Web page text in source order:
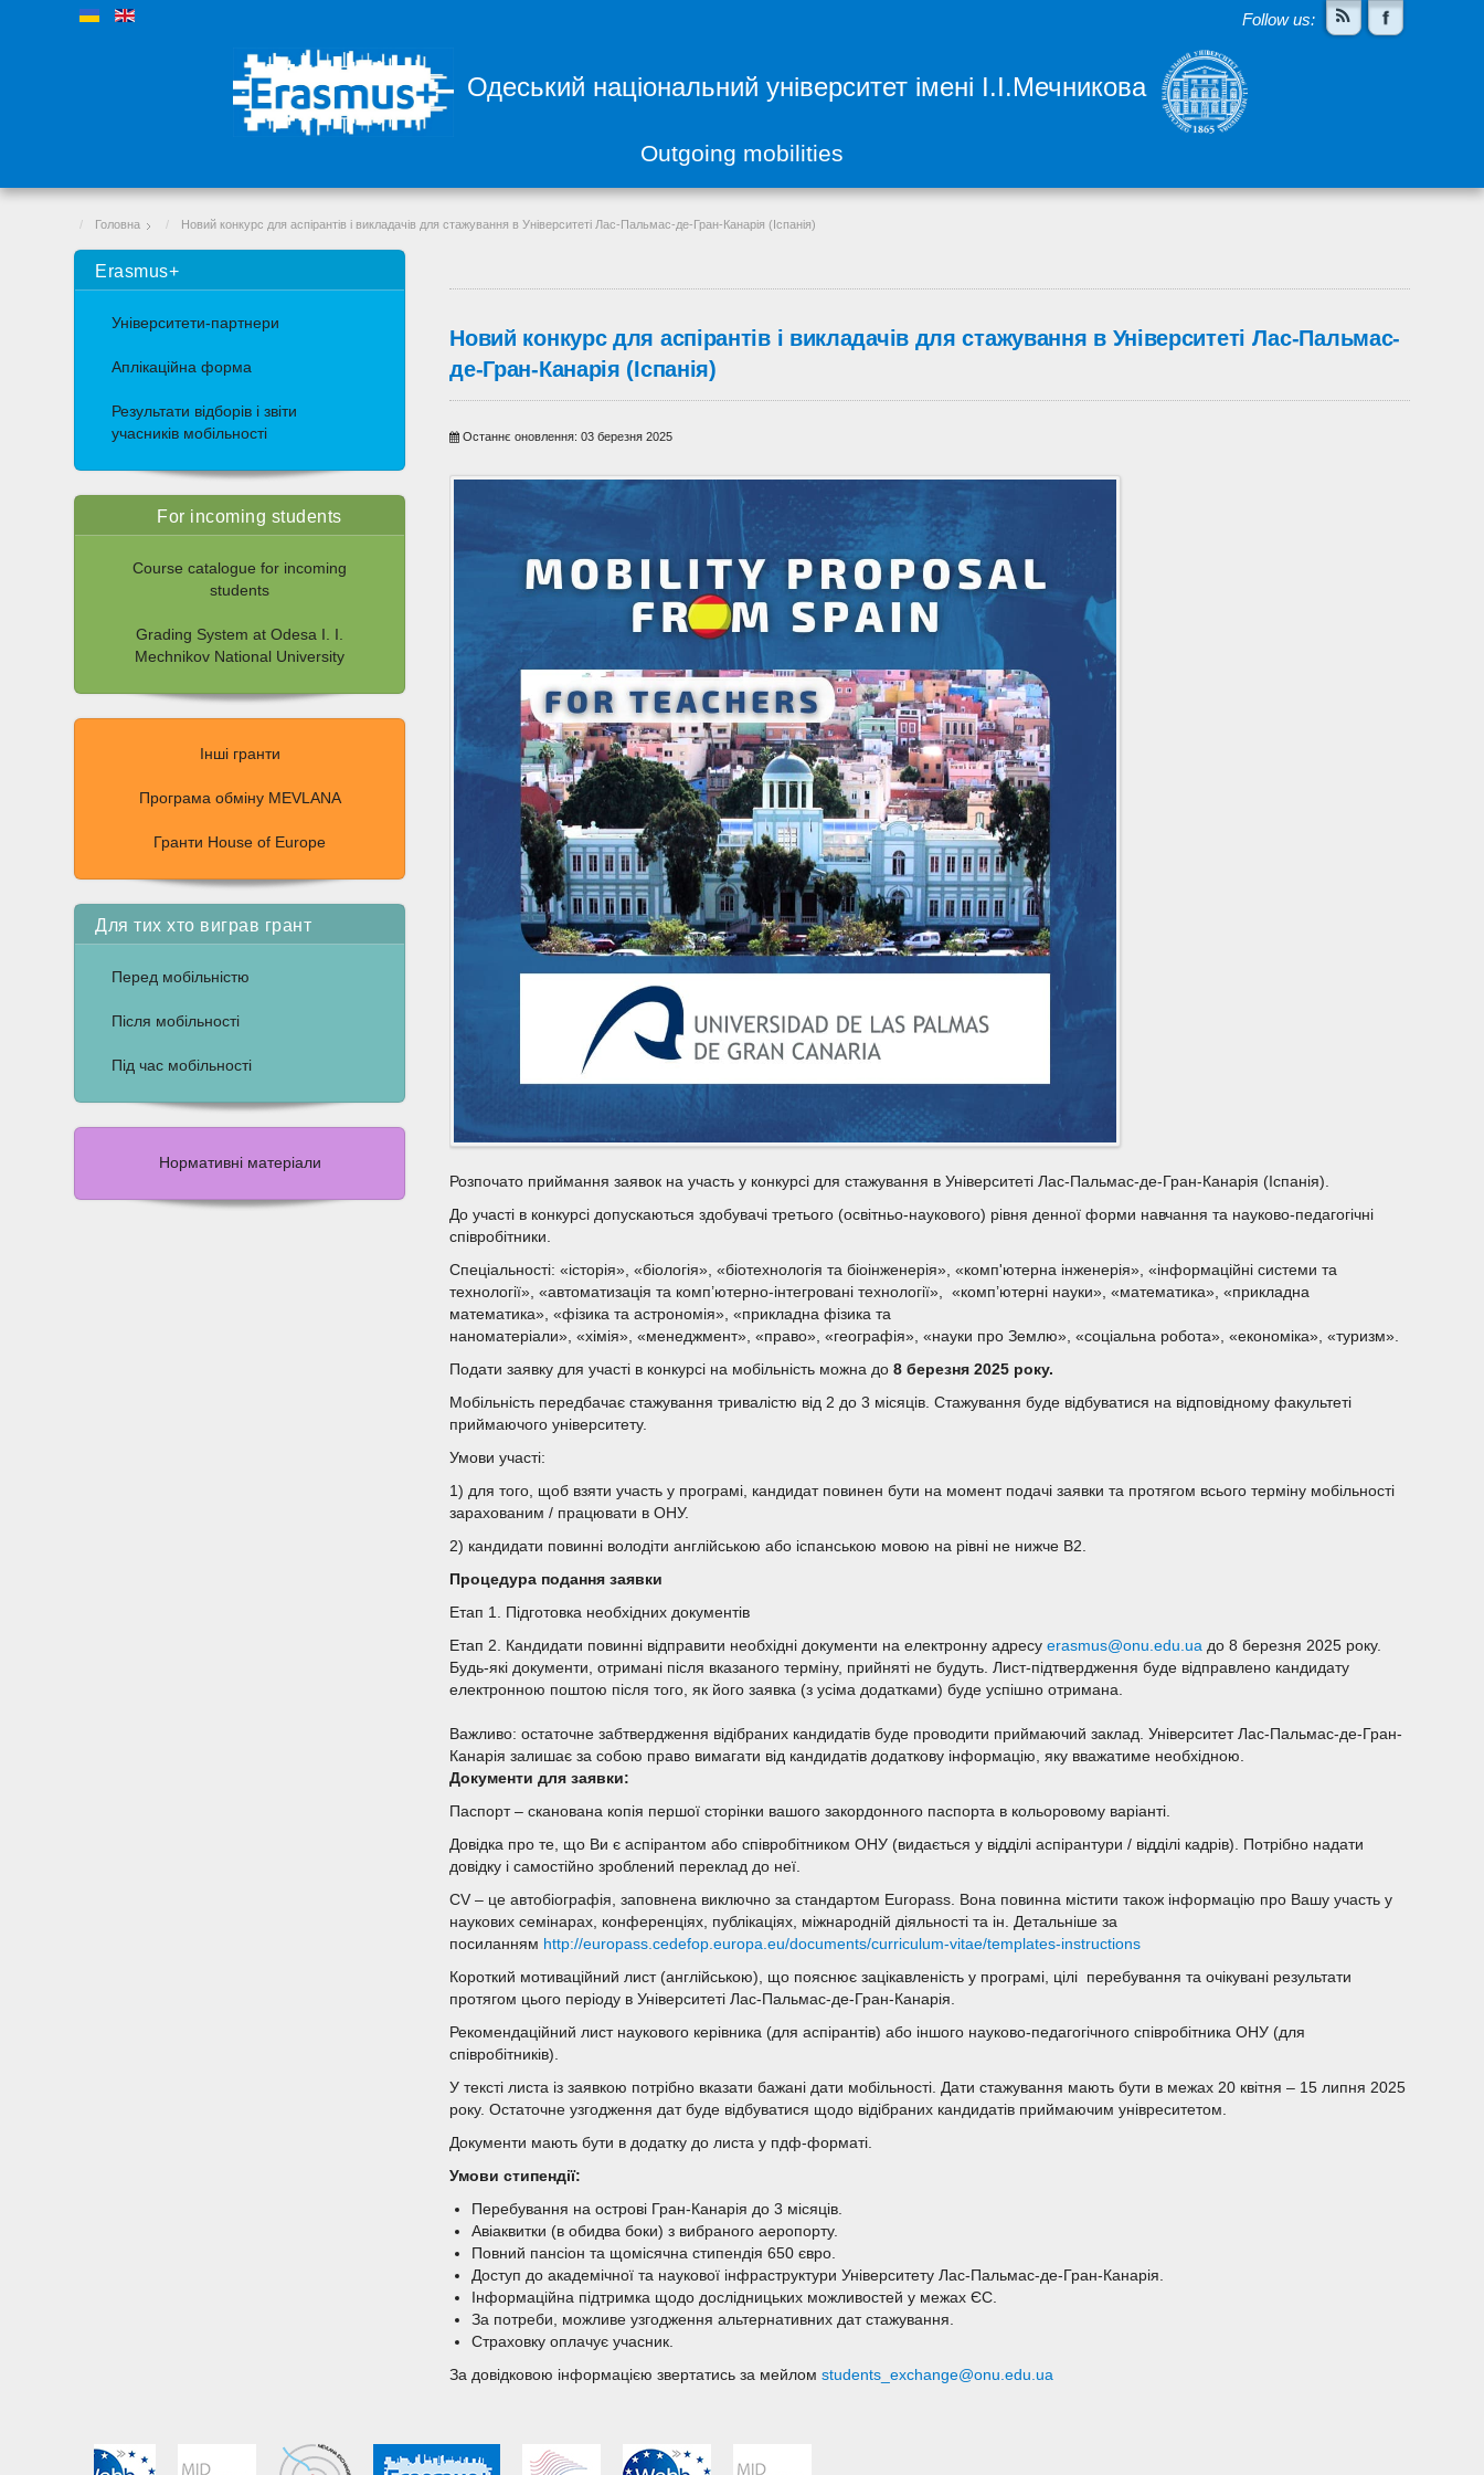
Follow us:
Одеський національний університет імені І.І.Мечникова
Outgoing mobilities
Головна Новий конкурс для аспірантів і викладачів для стажування в Університеті Лас-Пальмас-де-Гран-Канарія (Іспанія)
Erasmus+
Університети-партнери
Аплікаційна форма
Результати відборів і звіти
учасників мобільності
For incoming students
Course catalogue for incoming
students
Grading System at Odesa I. I.
Mechnikov National University
Інші гранти
Програма обміну MEVLANA
Гранти House of Europe
Для тих хто виграв грант
Перед мобільністю
Після мобільності
Під час мобільності
Нормативні матеріали
Новий конкурс для аспірантів і викладачів для стажування в Університеті Лас-Пальмас-
де-Гран-Канарія (Іспанія)
Останнє оновлення: 03 березня 2025
Розпочато приймання заявок на участь у конкурсі для стажування в Університеті Лас-Пальмас-де-Гран-Канарія (Іспанія).
До участі в конкурсі допускаються здобувачі третього (освітньо-наукового) рівня денної форми навчання та науково-педагогічні
співробітники.
Спеціальності: «історія», «біологія», «біотехнологія та біоінженерія», «комп'ютерна інженерія», «інформаційні системи та
технології», «автоматизація та комп’ютерно-інтегровані технології», «комп’ютерні науки», «математика», «прикладна
математика», «фізика та астрономія», «прикладна фізика та
наноматеріали», «хімія», «менеджмент», «право», «географія», «науки про Землю», «соціальна робота», «економіка», «туризм».
Подати заявку для участі в конкурсі на мобільність можна до8 березня 2025 року.
Мобільність передбачає стажування тривалістю від 2 до 3 місяців. Стажування буде відбуватися на відповідному факультеті
приймаючого університету.
Умови участі:
1) для того, щоб взяти участь у програмі, кандидат повинен бути на момент подачі заявки та протягом всього терміну мобільності
зарахованим / працювати в ОНУ.
2) кандидати повинні володіти англійською або іспанською мовою на рівні не нижче B2.
Процедура подання заявки
Етап 1. Підготовка необхідних документів
Етап 2. Кандидати повинні відправити необхідні документи на електронну адресуerasmus@onu.edu.ua до 8 березня 2025 року.
Будь-які документи, отримані після вказаного терміну, прийняті не будуть. Лист-підтвердження буде відправлено кандидату
електронною поштою після того, як його заявка (з усіма додатками) буде успішно отримана.
Важливо: остаточне забтвердження відібраних кандидатів буде проводити приймаючий заклад. Університет Лас-Пальмас-де-Гран-
Канарія залишає за собою право вимагати від кандидатів додаткову інформацію, яку вважатиме необхідною.
Документи для заявки:
Паспорт – сканована копія першої сторінки вашого закордонного паспорта в кольоровому варіанті.
Довідка про те, що Ви є аспірантом або співробітником ОНУ (видається у відділі аспірантури / відділі кадрів). Потрібно надати
довідку і самостійно зроблений переклад до неї.
CV – це автобіографія, заповнена виключно за стандартом Europass. Вона повинна містити також інформацію про Вашу участь у
наукових семінарах, конференціях, публікаціях, міжнародній діяльності та ін. Детальніше за
посиланням http://europass.cedefop.europa.eu/documents/curriculum-vitae/templates-instructions
Короткий мотиваційний лист (англійською), що пояснює зацікавленість у програмі, цілі перебування та очікувані результати
протягом цього періоду в Університеті Лас-Пальмас-де-Гран-Канарія.
Рекомендаційний лист наукового керівника (для аспірантів) або іншого науково-педагогічного співробітника ОНУ (для
співробітників).
У тексті листа із заявкою потрібно вказати бажані дати мобільності. Дати стажування мають бути в межах 20 квітня – 15 липня 2025
року. Остаточне узгодження дат буде відбуватися щодо відібраних кандидатів приймаючим унівреситетом.
Документи мають бути в додатку до листа у пдф-форматі.
Умови стипендії:
Перебування на острові Гран-Канарія до 3 місяців.
Авіаквитки (в обидва боки) з вибраного аеропорту.
Повний пансіон та щомісячна стипендія 650 євро.
Доступ до академічної та наукової інфраструктури Університету Лас-Пальмас-де-Гран-Канарія.
Інформаційна підтримка щодо дослідницьких можливостей у межах ЄС.
За потреби, можливе узгодження альтернативних дат стажування.
Страховку оплачує учасник.
За довідковою інформацією звертатись за мейломstudents_exchange@onu.edu.ua